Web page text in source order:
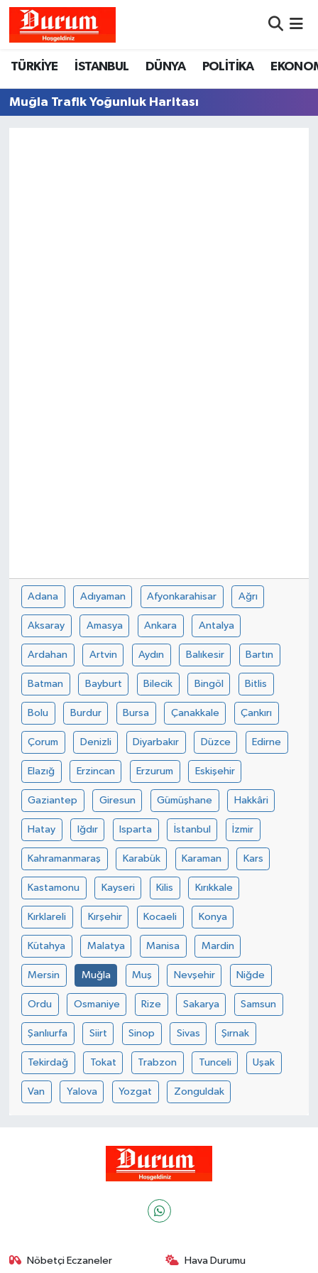
TÜRKİYE İSTANBUL DÜNYA POLİTİKA
Muğla Trafik Yoğunluk Haritası
Adana Adıyaman Afyonkarahisar Ağrı
Aksaray Amasya Ankara Antalya
Ardahan Artvin Aydın Balıkesir Bartın
Batman Bayburt Bilecik Bingöl Bitlis
Bolu Burdur Bursa Çanakkale Çankırı
Çorum Denizli Diyarbakır Düzce Edirne
Elazığ Erzincan Erzurum Eskişehir
Gaziantep Giresun Gümüşhane Hakkâri
Hatay Iğdır Isparta İstanbul İzmir
Kahramanmaraş Karabük Karaman Kars
Kastamonu Kayseri Kilis Kırıkkale
Kırklareli Kırşehir Kocaeli Konya
Kütahya Malatya Manisa Mardin
Mersin Muğla Muş Nevşehir Niğde
Ordu Osmaniye Rize Sakarya Samsun
Şanlıurfa Siirt Sinop Sivas Şırnak
Tekirdağ Tokat Trabzon Tunceli Uşak
Van Yalova Yozgat Zonguldak
Nöbetçi Eczaneler Hava Durumu
Hava Durumu